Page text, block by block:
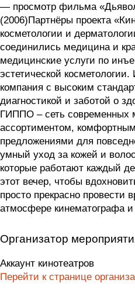
— просмотр фильма
(2006)Партнёры проекта
косметологии и
соединились медицина и
медицинские услуги по
эстетической
компания с высоким
диагностикой и заботой о
ГИППО – сеть современных
ассортиментом,
предложениями для
умный уход за кожей и
которые работают каждый
этот вечер, чтобы
просто прекрасно провести
атмосфере кинематографа
Организатор
Аккаунт кинотеатров
Перейти к странице